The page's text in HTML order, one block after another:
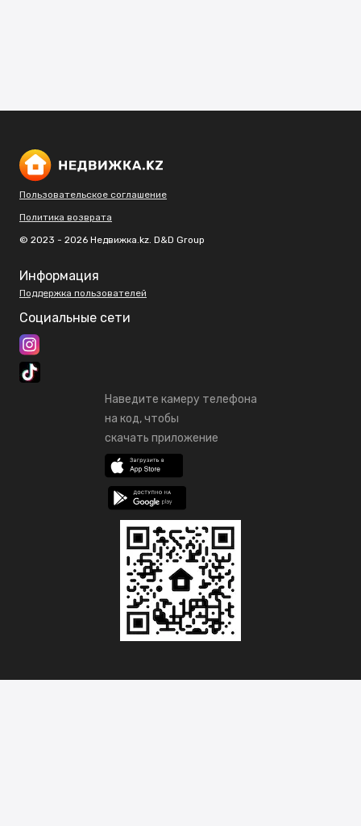
Пользовательское соглашение
Политика возврата
© 2023 - 2026 Недвижка.kz. D&D Group
Информация
Поддержка пользователей
Социальные сети
Наведите камеру телефона
на код, чтобы
скачать приложение